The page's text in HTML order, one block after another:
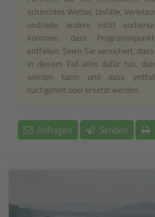
schlechtes Wetter, Unfälle,
und/oder andere nicht
kommen, dass
entfallen. Seien Sie versichert,
in diesem Fall alles dafür tun,
werden kann und dass
nachgeholt oder ersetzt werden.
Anfragen Senden